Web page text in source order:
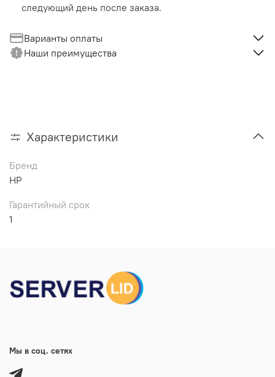
следующий день после заказа.
Варианты оплаты
Наши преимущества
Характеристики
Бренд
HP
Гарантийный срок
1
Мы в соц. сетях